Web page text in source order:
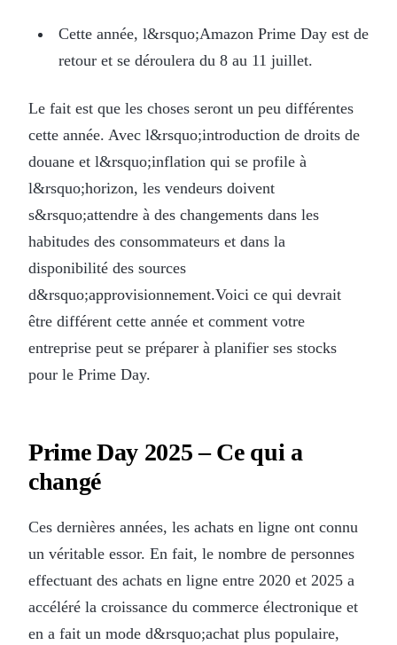
Cette année, l&rsquo;Amazon Prime Day est de
retour et se déroulera du 8 au 11 juillet.
Le fait est que les choses seront un peu différentes
cette année. Avec l&rsquo;introduction de droits de
douane et l&rsquo;inflation qui se profile à
l&rsquo;horizon, les vendeurs doivent
s&rsquo;attendre à des changements dans les
habitudes des consommateurs et dans la
disponibilité des sources
d&rsquo;approvisionnement.Voici ce qui devrait
être différent cette année et comment votre
entreprise peut se préparer à planifier ses stocks
pour le Prime Day.
Prime Day 2025 – Ce qui a
changé
Ces dernières années, les achats en ligne ont connu
un véritable essor. En fait, le nombre de personnes
effectuant des achats en ligne entre 2020 et 2025 a
accéléré la croissance du commerce électronique et
en a fait un mode d&rsquo;achat plus populaire,